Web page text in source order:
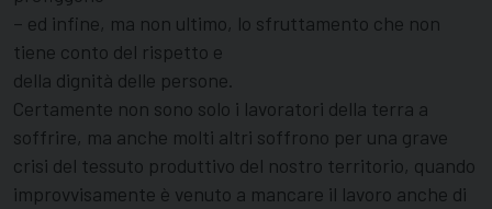
– ed infine, ma non ultimo, lo sfruttamento che non
tiene conto del rispetto e
della dignità delle persone.
Certamente non sono solo i lavoratori della terra a
soffrire, ma anche molti altri soffrono per una grave
crisi del tessuto produttivo del nostro territorio, quando
improvvisamente è venuto a mancare il lavoro anche di